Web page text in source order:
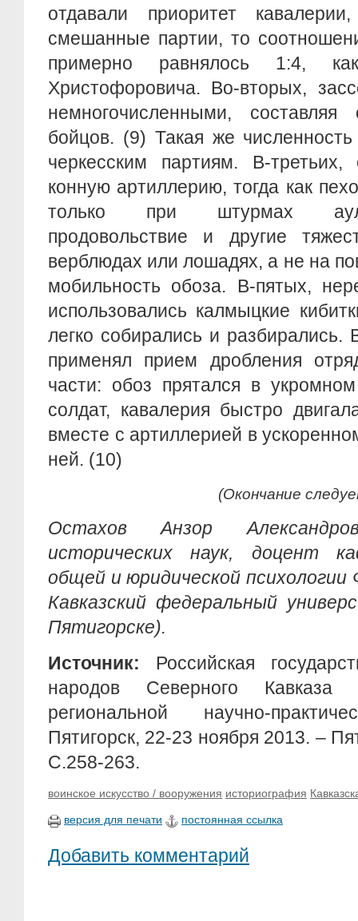
отдавали приоритет
смешанные партии, то
примерно равнялось 1:4,
Христофоровича. Во-вторых,
немногочисленными,
бойцов. (9) Такая же
черкесским партиям. В-
конную артиллерию, тогда как
только при штурмах
продовольствие и другие
верблюдах или лошадях, а не на
мобильность обоза. В-пятых,
использовались калмыцкие
легко собирались и разбирались.
применял прием дробления
части: обоз прятался в
солдат, кавалерия быстро
вместе с артиллерией в
ней. (10)
(Окончание
Остахов Анзор
исторических наук, доцент
общей и юридической
Кавказский федеральный
Пятигорске).
Источник: Российская
народов Северного
региональной научно-
Пятигорск, 22-23 ноября 2013. –
С.258-263.
воинское искусство / вооружения историография
версия для печати постоянная ссылка
Добавить комментарий